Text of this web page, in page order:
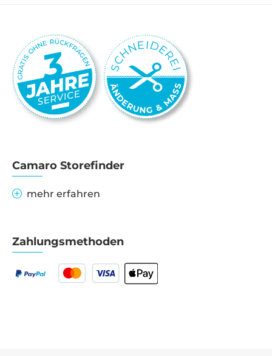
Camaro Storefinder
mehr erfahren
Zahlungsmethoden